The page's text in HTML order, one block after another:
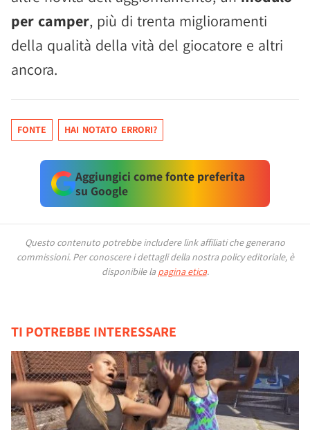
per camper, più di trenta miglioramenti
della qualità della vità del giocatore e altri
ancora.
FONTE HAI NOTATO ERRORI?
Aggiungici come fonte preferita
su Google
Questo contenuto potrebbe includere link affiliati che generano
commissioni. Per conoscere i dettagli della nostra policy editoriale, è
disponibile la pagina etica.
TI POTREBBE INTERESSARE